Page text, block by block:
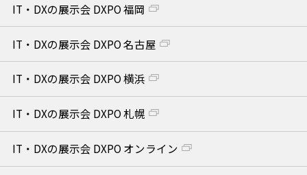
IT・DXの展示会 DXPO 福岡
IT・DXの展示会 DXPO 名古屋
IT・DXの展示会 DXPO 横浜
IT・DXの展示会 DXPO 札幌
IT・DXの展示会 DXPO オンライン